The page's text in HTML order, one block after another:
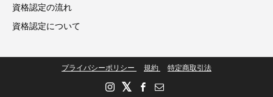
資格認定の流れ
資格認定について
プライバシーポリシー 規約 特定商取引法